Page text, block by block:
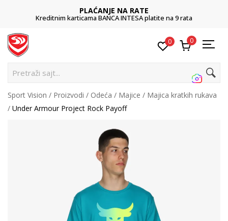
PLAĆANJE NA RATE
Kreditnim karticama BANCA INTESA platite na 9 rata
0 0
Pre
Sport Vision Proizvodi Odeća Majice
Majica kratkih rukava
Under Armour Project Rock Payoff